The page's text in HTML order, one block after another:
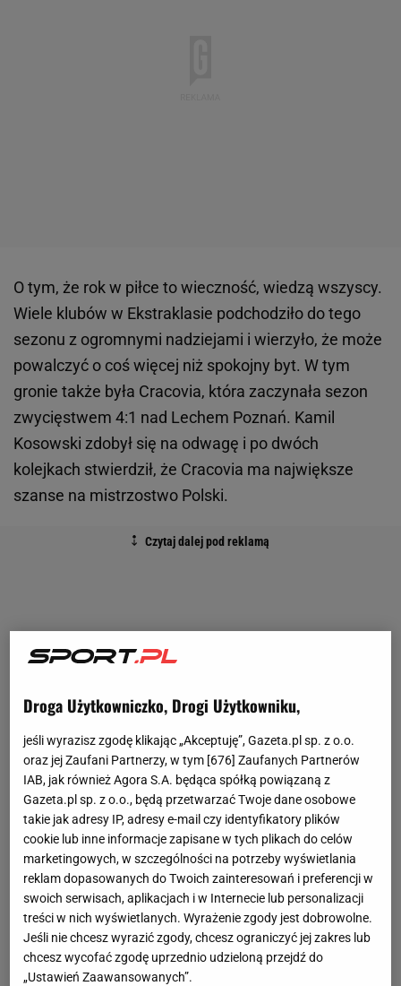
O tym, że rok w piłce to wieczność, wiedzą wszyscy.
Wiele klubów w Ekstraklasie podchodziło do tego
sezonu z ogromnymi nadziejami i wierzyło, że może
powalczyć o coś więcej niż spokojny byt. W tym
gronie także była Cracovia, która zaczynała sezon
zwycięstwem 4:1 nad Lechem Poznań. Kamil
Kosowski zdobył się na odwagę i po dwóch
kolejkach stwierdził, że Cracovia ma największe
szanse na mistrzostwo Polski.
Droga Użytkowniczko, Drogi Użytkowniku,
jeśli wyrazisz zgodę klikając „Akceptuję”, Gazeta.pl sp. z o.o.
oraz jej Zaufani Partnerzy, w tym [676] Zaufanych Partnerów
IAB, jak również Agora S.A. będąca spółką powiązaną z
Gazeta.pl sp. z o.o., będą przetwarzać Twoje dane osobowe
takie jak adresy IP, adresy e-mail czy identyfikatory plików
cookie lub inne informacje zapisane w tych plikach do celów
marketingowych, w szczególności na potrzeby wyświetlania
reklam dopasowanych do Twoich zainteresowań i preferencji w
swoich serwisach, aplikacjach i w Internecie lub personalizacji
treści w nich wyświetlanych. Wyrażenie zgody jest dobrowolne.
Jeśli nie chcesz wyrazić zgody, chcesz ograniczyć jej zakres lub
chcesz wycofać zgodę uprzednio udzieloną przejdź do
„Ustawień Zaawansowanych”.